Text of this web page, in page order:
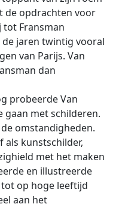
de opdrachten voor
tot Fransman
jaren twintig vooral
van Parijs. Van
dan
probeerde Van
gaan met schilderen.
omstandigheden.
als kunstschilder,
met het maken
en illustreerde
op hoge leeftijd
aan het